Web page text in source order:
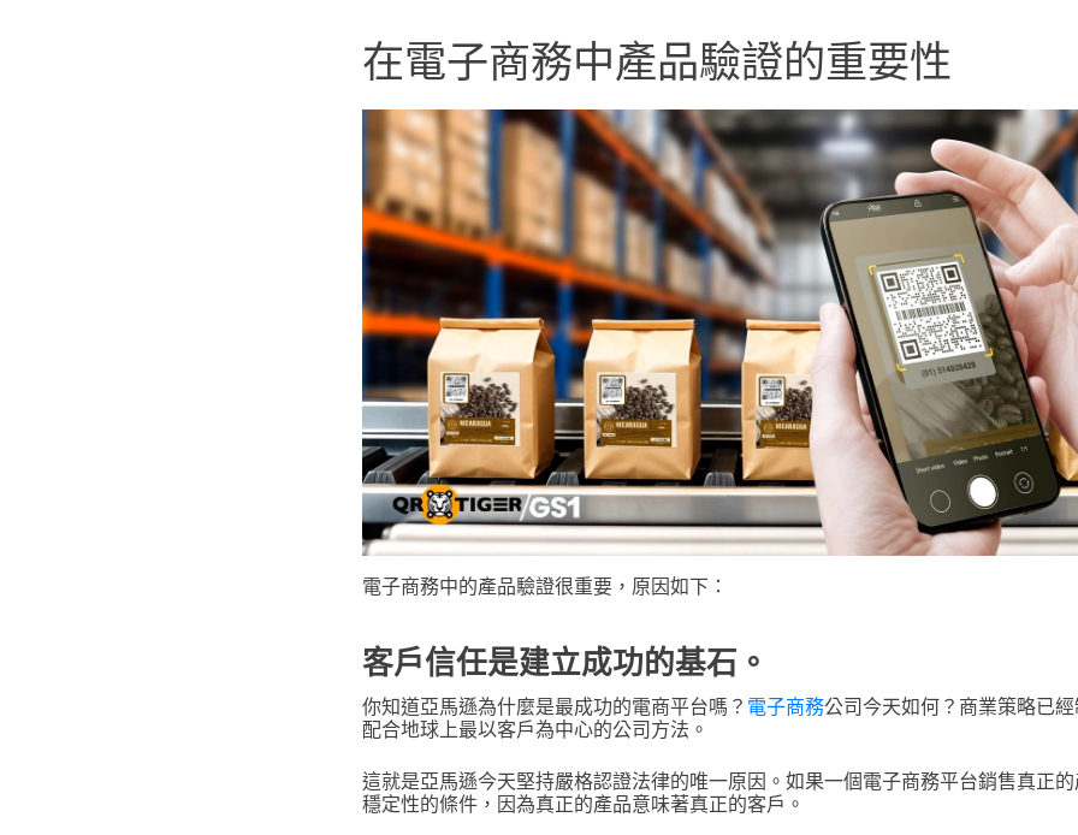
在電子商務中產品驗證的重要性
電子商務中的產品驗證很重要，原因如下：
客戶信任是建立成功的基石。
你知道亞馬遜為什麼是最成功的電商平台嗎？ 電子商務公司今天如何？商業策略已
配合地球上最以客戶為中心的公司方法。
這就是亞馬遜今天堅持嚴格認證法律的唯一原因。如果一個電子商務平台銷售真正
穩定性的條件，因為真正的產品意味著真正的客戶。